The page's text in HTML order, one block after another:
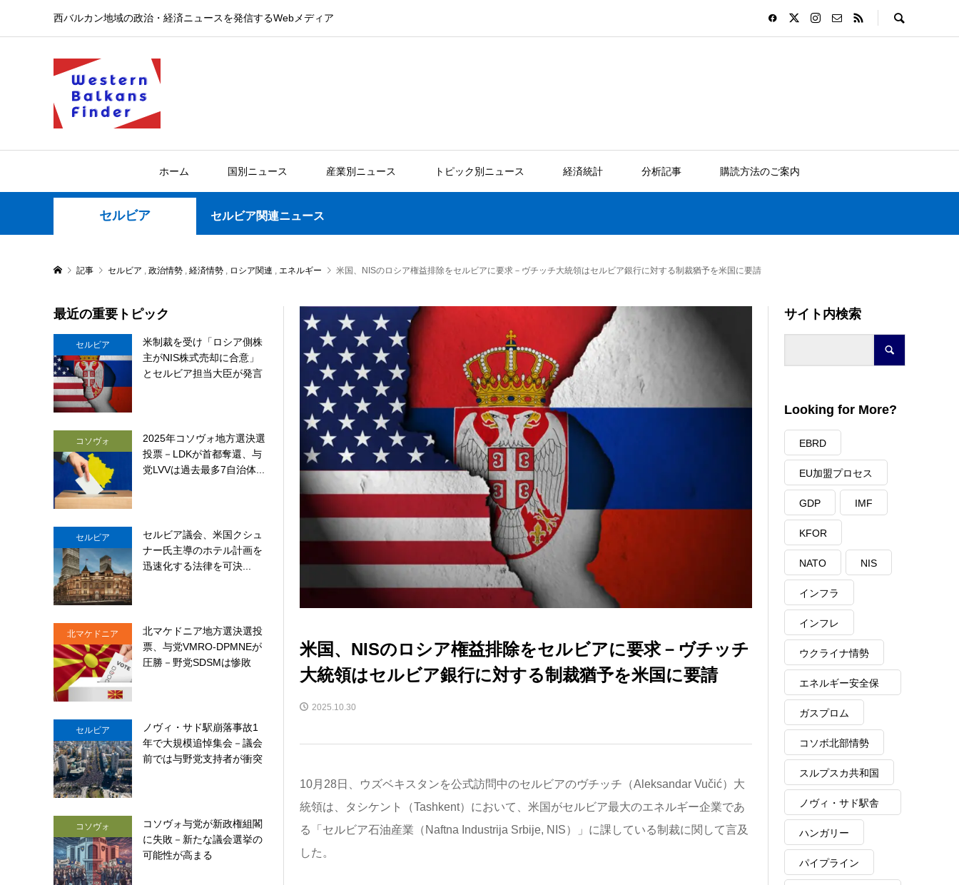
西バルカン地域の政治・経済ニュースを発信するWebメディア
ホーム 国別ニュース 産業別ニュース トピック別ニュース 経済統計 分析記事 購読方法のご案内
セルビア セルビア関連ニュース
記事 セルビア 政治情勢 経済情勢 ロシア関連 エネルギー 米国、NISのロシア権益排除をセルビアに要求－ヴチッチ大統領はセルビア銀行に対する制裁猶予を米国に要請
米国、NISのロシア権益排除をセルビアに要求－ヴチッチ
大統領はセルビア銀行に対する制裁猶予を米国に要請
2025.10.30
10月28日、ウズベキスタンを公式訪問中のセルビアのヴチッチ（Aleksandar Vučić）大
統領は、タシケント（Tashkent）において、米国がセルビア最大のエネルギー企業であ
る「セルビア石油産業（Naftna Industrija Srbije, NIS）」に課している制裁に関して言及
した。
最近の重要トピック
セルビア
米制裁を受け「ロシア側株
主がNIS株式売却に合意」
とセルビア担当大臣が発言
コソヴォ
2025年コソヴォ地方選決選
投票－LDKが首都奪還、与
党LVVは過去最多7自治体...
セルビア
セルビア議会、米国クシュ
ナー氏主導のホテル計画を
迅速化する法律を可決...
北マケドニア
北マケドニア地方選決選投
票、与党VMRO-DPMNEが
圧勝－野党SDSMは惨敗
セルビア
ノヴィ・サド駅崩落事故1
年で大規模追悼集会－議会
前では与野党支持者が衝突
コソヴォ
コソヴォ与党が新政権組閣
に失敗－新たな議会選挙の
可能性が高まる
サイト内検索
Looking for More?
EBRD
EU加盟プロセス
GDP IMF
KFOR
NATO NIS
インフラ
インフレ
ウクライナ情勢
エネルギー安全保
障
ガスプロム
コソボ北部情勢
スルプスカ共和国
ノヴィ・サド駅舎
崩落事故
ハンガリー
パイプライン